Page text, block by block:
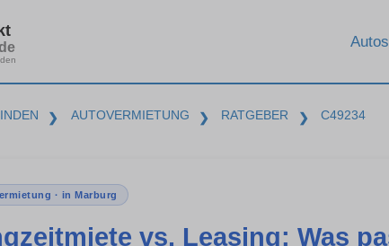
❯ AUTOVERMIETUNG ❯ RATGEBER ❯ C49234
· in Marburg
vs. Leasing: Was